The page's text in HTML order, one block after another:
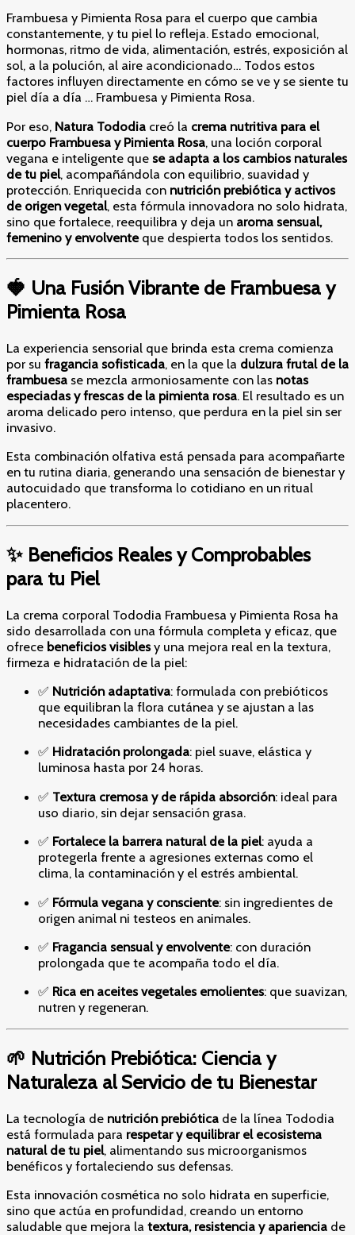
una
Piel
Radiante
cantidad
Frambuesa y Pimienta Rosa para el cuerpo que cambia
constantemente, y tu piel lo refleja. Estado emocional,
hormonas, ritmo de vida, alimentación, estrés, exposición al
sol, a la polución, al aire acondicionado… Todos estos
factores influyen directamente en cómo se ve y se siente tu
piel día a día … Frambuesa y Pimienta Rosa.
Por eso, Natura Tododia creó la crema nutritiva para el
cuerpo Frambuesa y Pimienta Rosa, una loción corporal
vegana e inteligente que se adapta a los cambios naturales
de tu piel, acompañándola con equilibrio, suavidad y
protección. Enriquecida con nutrición prebiótica y activos
de origen vegetal, esta fórmula innovadora no solo hidrata,
sino que fortalece, reequilibra y deja un aroma sensual,
femenino y envolventeque despierta todos los sentidos.
🍓 Una Fusión Vibrante de Frambuesa y
Pimienta Rosa
La experiencia sensorial que brinda esta crema comienza
por su fragancia sofisticada, en la que la dulzura frutal de la
frambuesa se mezcla armoniosamente con las notas
especiadas y frescas de la pimienta rosa. El resultado es un
aroma delicado pero intenso, que perdura en la piel sin ser
invasivo.
Esta combinación olfativa está pensada para acompañarte
en tu rutina diaria, generando una sensación de bienestar y
autocuidado que transforma lo cotidiano en un ritual
placentero.
✨ Beneficios Reales y Comprobables
para tu Piel
La crema corporal Tododia Frambuesa y Pimienta Rosa ha
sido desarrollada con una fórmula completa y eficaz, que
ofrece beneficios visiblesy una mejora real en la textura,
firmeza e hidratación de la piel:
✅ Nutrición adaptativa: formulada con prebióticos
que equilibran la flora cutánea y se ajustan a las
necesidades cambiantes de la piel.
✅ Hidratación prolongada: piel suave, elástica y
luminosa hasta por 24 horas.
✅ Textura cremosa y de rápida absorción: ideal para
uso diario, sin dejar sensación grasa.
✅ Fortalece la barrera natural de la piel: ayuda a
protegerla frente a agresiones externas como el
clima, la contaminación y el estrés ambiental.
✅ Fórmula vegana y consciente: sin ingredientes de
origen animal ni testeos en animales.
✅ Fragancia sensual y envolvente: con duración
prolongada que te acompaña todo el día.
✅ Rica en aceites vegetales emolientes: que suavizan,
nutren y regeneran.
🌱 Nutrición Prebiótica: Ciencia y
Naturaleza al Servicio de tu Bienestar
La tecnología de nutrición prebiótica de la línea Tododia
está formulada para respetar y equilibrar el ecosistema
natural de tu piel, alimentando sus microorganismos
benéficos y fortaleciendo sus defensas.
Esta innovación cosmética no solo hidrata en superficie,
sino que actúa en profundidad, creando un entorno
saludable que mejora la textura, resistencia y apariencia de